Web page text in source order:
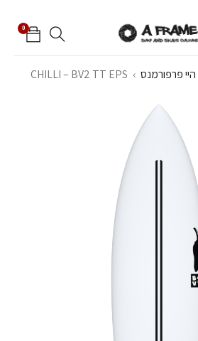
0
היי פרפורמנס ›
CHILLI – BV2 TT EPS